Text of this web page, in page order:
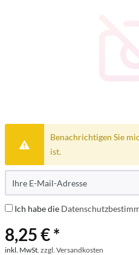
Benachrichtigen Sie
ist.
Ich habe die
8,25 € *
inkl. MwSt. zzgl. Versandkosten